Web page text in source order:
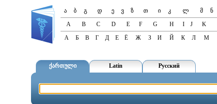
ა ბ გ დ ე ვ ზ თ ი კ ლ მ
ნ
A
B C D E F G H I J
K
А
Б В Г Д Е Ё Ж З И Й К Л М
ქართული Latin Русский